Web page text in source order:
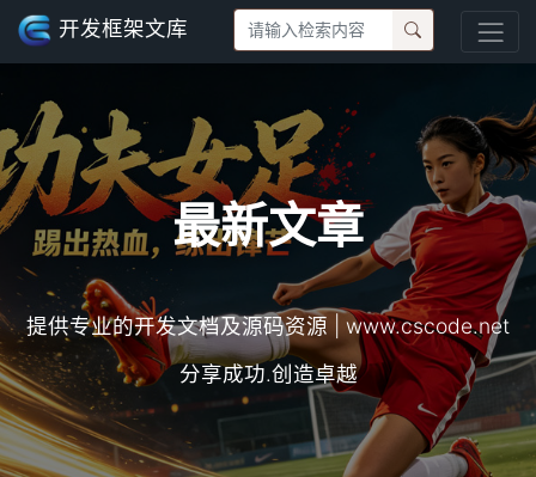
开发框架文库
最新文章
提供专业的开发文档及源码资源 | www.cscode.net
分享成功.创造卓越